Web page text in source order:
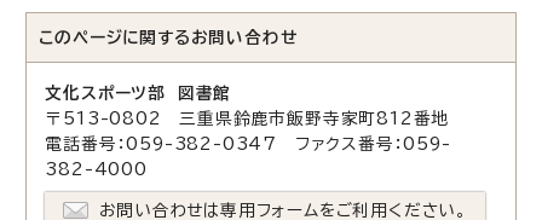
このページに関する お問い合わせ
文化スポーツ部 図書館
〒513-0802 三重県鈴鹿市飯野寺家町812番地
電話番号：059-382-0347 ファクス番号：059-
382-4000
お問い合わせは専用フォームをご利用ください。